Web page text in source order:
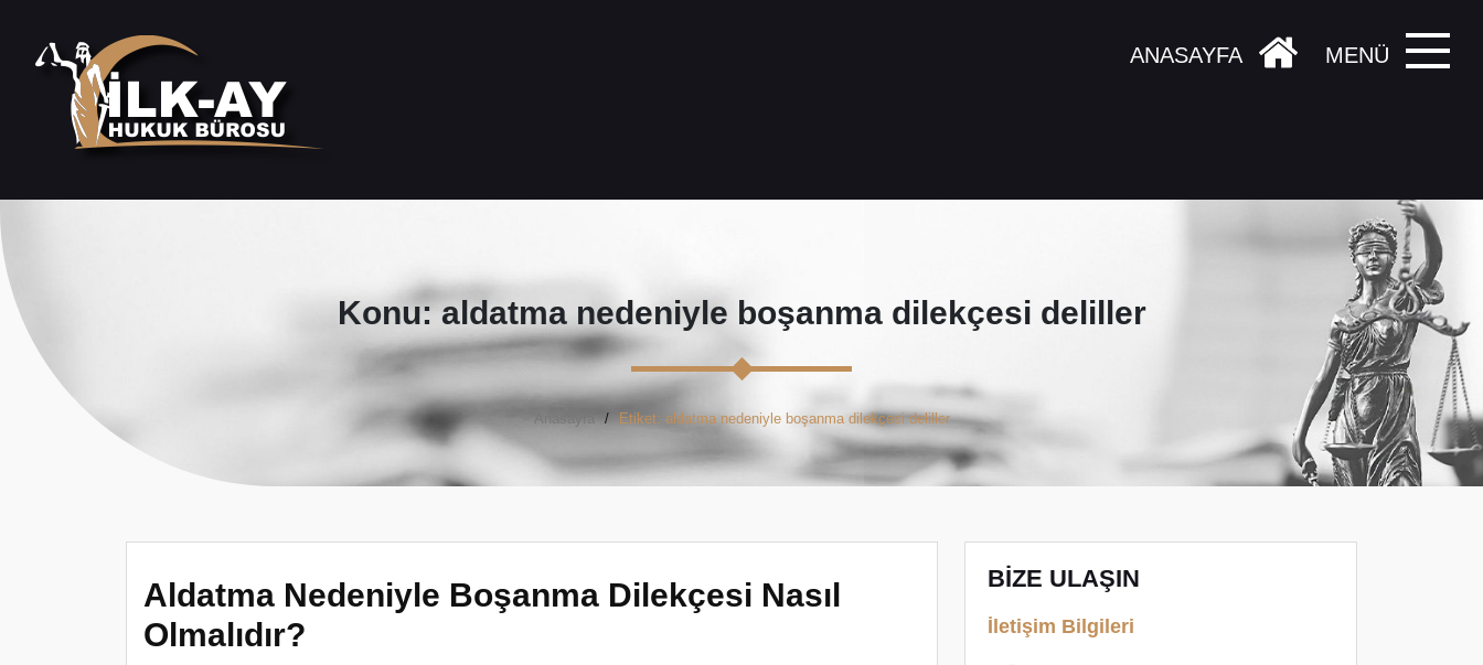
MENÜ
ANASAYFA
Konu: aldatma nedeniyle boşanma dilekçesi deliller
Anasayfa Etiket: aldatma nedeniyle boşanma dilekçesi deliller
Aldatma Nedeniyle Boşanma Dilekçesi Nasıl
Olmalıdır?
BİZE ULAŞIN
İletişim Bilgileri